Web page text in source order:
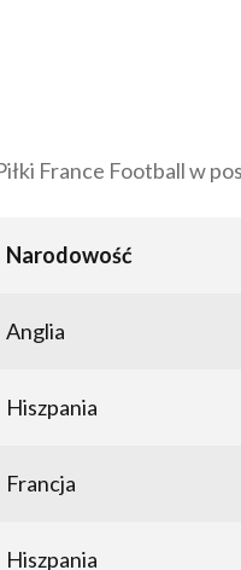
France Football w
Narodowość
Anglia
Hiszpania
Francja
Hiszpania